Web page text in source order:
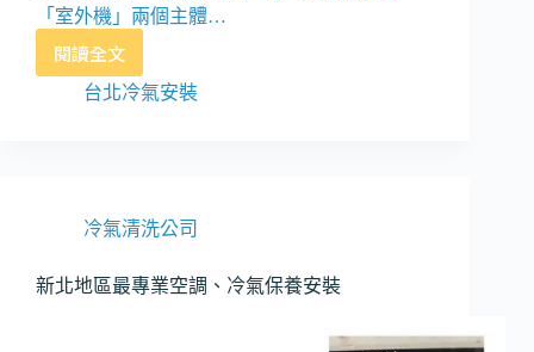
「室外機」兩個主體…
閱讀全文
分
離
紹
台北冷氣安裝
冷氣清洗公司
新北地區最專業空調、冷氣保養安裝